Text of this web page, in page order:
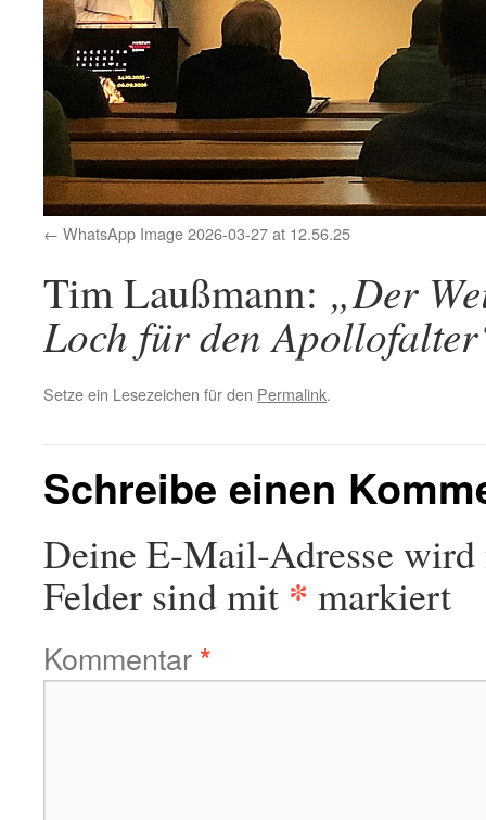
WhatsApp Image 2026-03-27 at 12.56.25
Tim Laußmann: „Der
Loch für den
Setze ein Lesezeichen für den Permalink.
Schreibe einen
Deine E-Mail-Adresse
Felder sind mit * markiert
Kommentar*